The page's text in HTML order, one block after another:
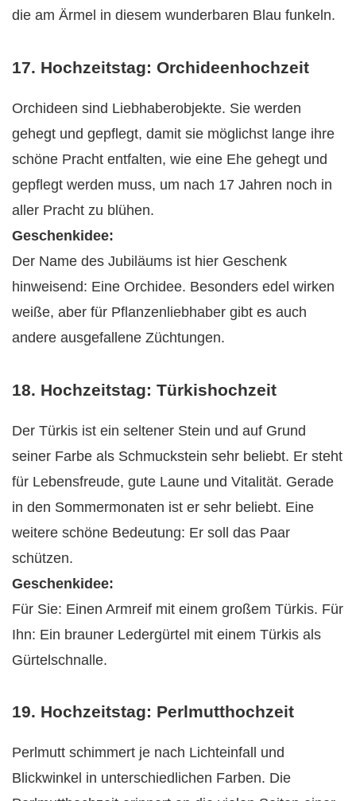
die am Ärmel in diesem wunderbaren Blau funkeln.
17. Hochzeitstag: Orchideenhochzeit
Orchideen sind Liebhaberobjekte. Sie werden
gehegt und gepflegt, damit sie möglichst lange ihre
schöne Pracht entfalten, wie eine Ehe gehegt und
gepflegt werden muss, um nach 17 Jahren noch in
aller Pracht zu blühen.
Geschenkidee:
Der Name des Jubiläums ist hier Geschenk
hinweisend: Eine Orchidee. Besonders edel wirken
weiße, aber für Pflanzenliebhaber gibt es auch
andere ausgefallene Züchtungen.
18. Hochzeitstag: Türkishochzeit
Der Türkis ist ein seltener Stein und auf Grund
seiner Farbe als Schmuckstein sehr beliebt. Er steht
für Lebensfreude, gute Laune und Vitalität. Gerade
in den Sommermonaten ist er sehr beliebt. Eine
weitere schöne Bedeutung: Er soll das Paar
schützen.
Geschenkidee:
Für Sie: Einen Armreif mit einem großem Türkis. Für
Ihn: Ein brauner Ledergürtel mit einem Türkis als
Gürtelschnalle.
19. Hochzeitstag: Perlmutthochzeit
Perlmutt schimmert je nach Lichteinfall und
Blickwinkel in unterschiedlichen Farben. Die